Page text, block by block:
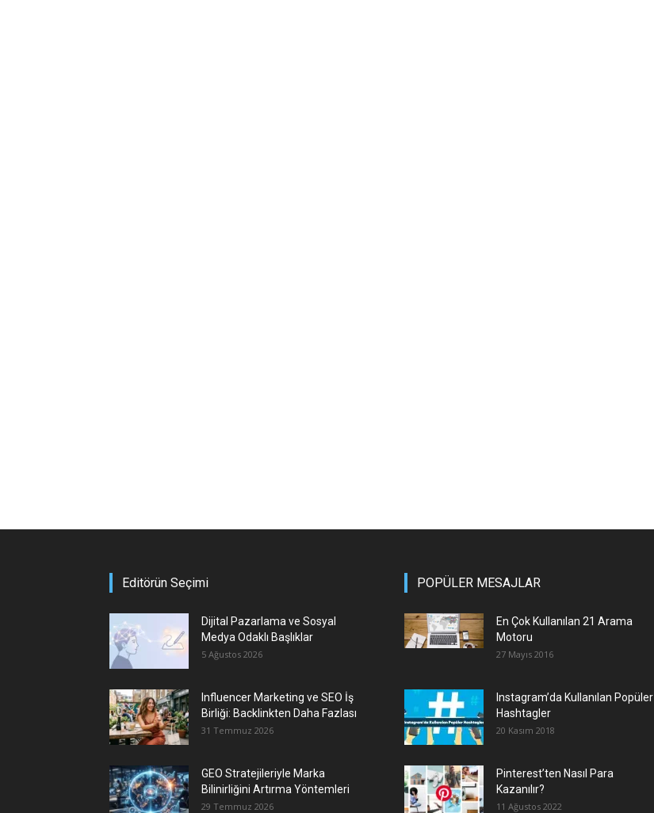
Editörün Seçimi
Dijital Pazarlama ve Sosyal
Medya Odaklı Başlıklar
5 Ağustos 2026
Influencer Marketing ve SEO İş
Birliği: Backlinkten Daha Fazlası
31 Temmuz 2026
GEO Stratejileriyle Marka
Bilinirliğini Artırma Yöntemleri
29 Temmuz 2026
POPÜLER MESAJLAR
En Çok Kullanılan 21 Arama
Motoru
27 Mayıs 2016
Instagram’da Kullanılan Popüler
Hashtagler
20 Kasım 2018
Pinterest’ten Nasıl Para
Kazanılır?
11 Ağustos 2022